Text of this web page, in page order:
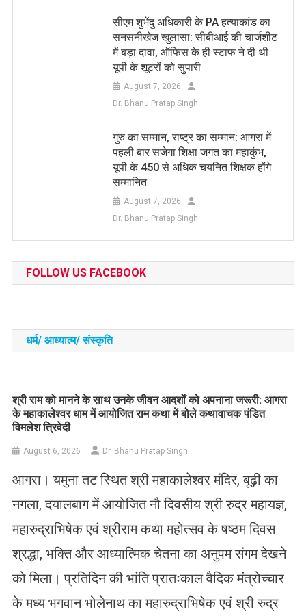
सीएम शुभेंदु अधिकारी के PA हत्याकांड का
सनसनीखेज खुलासा: सीबीआई की चार्जशीट
में बड़ा दावा, ऑफिस के ही स्टाफ ने दी थी
यूपी के शूटरों को सुपारी
August 7, 2026
Dr. Bhanu Pratap Singh
​गुरु का सम्मान, राष्ट्र का सम्मान: आगरा में
पहली बार सजेगा शिक्षा जगत का महाकुंभ,
यूपी के 450 से अधिक चयनित शिक्षक होंगे
सम्मानित
August 7, 2026
Dr. Bhanu Pratap Singh
FOLLOW US FACEBOOK
धर्म/ आध्‍यात्‍म/ संस्‍कृति
​श्री राम को मानने के साथ उनके जीवन आदर्शों को अपनाना जरूरी: आगरा
के महाकालेश्वर धाम में आयोजित राम कथा में बोले कथावाचक पंडित
विमलेश त्रिवेदी
August 6, 2026 Dr. Bhanu Pratap Singh
आगरा। यमुना तट स्थित श्री महाकालेश्वर मंदिर, बूढ़ी का
नगला, दयालबाग में आयोजित नौ दिवसीय श्री रुद्र महायज्ञ,
महारुद्राभिषेक एवं श्रीराम कथा महोत्सव के षष्ठम दिवस
श्रद्धा, भक्ति और आध्यात्मिक चेतना का अनुपम संगम देखने
को मिला। प्रतिदिन की भांति प्रातःकाल वैदिक मंत्रोच्चार
के मध्य भगवान भोलेनाथ का महारुद्राभिषेक एवं श्री रुद्र